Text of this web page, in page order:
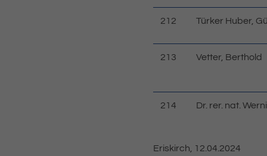
212 Türker Huber,
213 Vetter, Berthold
214 Dr. rer. nat.
Eriskirch, 12.04.2024